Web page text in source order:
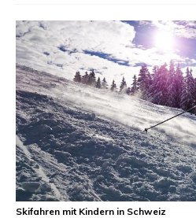
Skifahren mit Kindern in Schweiz